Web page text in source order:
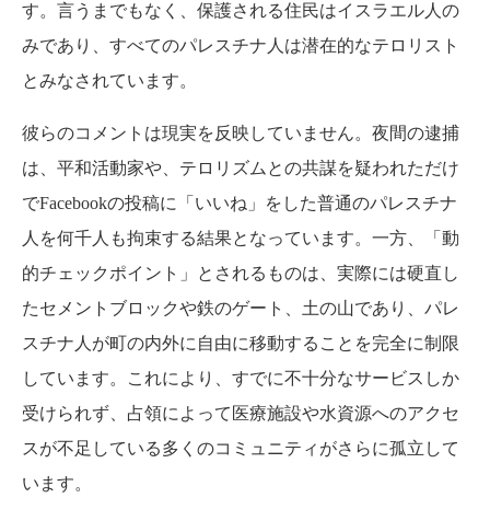
す。言うまでもなく、保護される住民はイスラエル人の
みであり、すべてのパレスチナ人は潜在的なテロリスト
とみなされています。
彼らのコメントは現実を反映していません。夜間の逮捕
は、平和活動家や、テロリズムとの共謀を疑われただけ
でFacebookの投稿に「いいね」をした普通のパレスチナ
人を何千人も拘束する結果となっています。一方、「動
的チェックポイント」とされるものは、実際には硬直し
たセメントブロックや鉄のゲート、土の山であり、パレ
スチナ人が町の内外に自由に移動することを完全に制限
しています。これにより、すでに不十分なサービスしか
受けられず、占領によって医療施設や水資源へのアクセ
スが不足している多くのコミュニティがさらに孤立して
います。